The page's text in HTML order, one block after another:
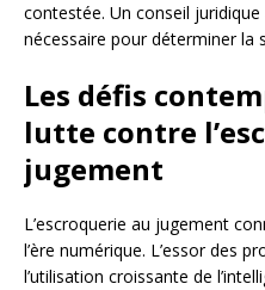
contestée. Un conseil juridique
nécessaire pour déterminer la
Les défis
lutte contre
jugement
L’escroquerie au jugement
l’ère numérique. L’essor des
l’utilisation croissante de